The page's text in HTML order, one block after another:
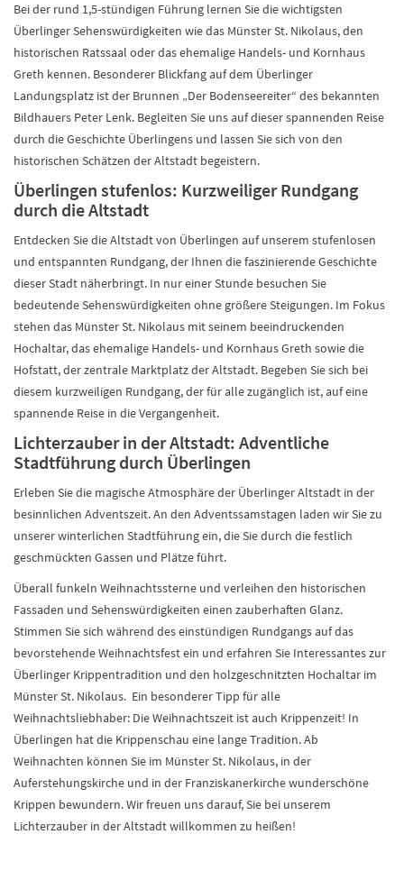
Bei der rund 1,5-stündigen Führung lernen Sie die wichtigsten
Überlinger Sehenswürdigkeiten wie das Münster St. Nikolaus, den
historischen Ratssaal oder das ehemalige Handels- und Kornhaus
Greth kennen. Besonderer Blickfang auf dem Überlinger
Landungsplatz ist der Brunnen „Der Bodenseereiter“ des bekannten
Bildhauers Peter Lenk. Begleiten Sie uns auf dieser spannenden Reise
durch die Geschichte Überlingens und lassen Sie sich von den
historischen Schätzen der Altstadt begeistern.
Überlingen stufenlos: Kurzweiliger Rundgang
durch die Altstadt
Entdecken Sie die Altstadt von Überlingen auf unserem stufenlosen
und entspannten Rundgang, der Ihnen die faszinierende Geschichte
dieser Stadt näherbringt. In nur einer Stunde besuchen Sie
bedeutende Sehenswürdigkeiten ohne größere Steigungen. Im Fokus
stehen das Münster St. Nikolaus mit seinem beeindruckenden
Hochaltar, das ehemalige Handels- und Kornhaus Greth sowie die
Hofstatt, der zentrale Marktplatz der Altstadt. Begeben Sie sich bei
diesem kurzweiligen Rundgang, der für alle zugänglich ist, auf eine
spannende Reise in die Vergangenheit.
Lichterzauber in der Altstadt: Adventliche
Stadtführung durch Überlingen
Erleben Sie die magische Atmosphäre der Überlinger Altstadt in der
besinnlichen Adventszeit. An den Adventssamstagen laden wir Sie zu
unserer winterlichen Stadtführung ein, die Sie durch die festlich
geschmückten Gassen und Plätze führt.
Überall funkeln Weihnachtssterne und verleihen den historischen
Fassaden und Sehenswürdigkeiten einen zauberhaften Glanz.
Stimmen Sie sich während des einstündigen Rundgangs auf das
bevorstehende Weihnachtsfest ein und erfahren Sie Interessantes zur
Überlinger Krippentradition und den holzgeschnitzten Hochaltar im
Münster St. Nikolaus. Ein besonderer Tipp für alle
Weihnachtsliebhaber: Die Weihnachtszeit ist auch Krippenzeit! In
Überlingen hat die Krippenschau eine lange Tradition. Ab
Weihnachten können Sie im Münster St. Nikolaus, in der
Auferstehungskirche und in der Franziskanerkirche wunderschöne
Krippen bewundern. Wir freuen uns darauf, Sie bei unserem
Lichterzauber in der Altstadt willkommen zu heißen!